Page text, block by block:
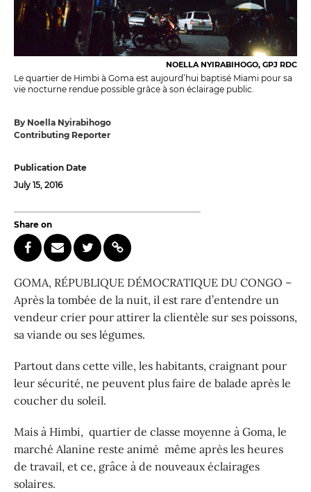
NOELLA NYIRABIHOGO, GPJ RDC
Le quartier de Himbi à Goma est aujourd’hui baptisé Miami pour sa
vie nocturne rendue possible grâce à son éclairage public.
By Noella Nyirabihogo
Contributing Reporter
Publication Date
July 15, 2016
Share on
GOMA, RÉPUBLIQUE DÉMOCRATIQUE DU CONGO –
Après la tombée de la nuit, il est rare d’entendre un
vendeur crier pour attirer la clientèle sur ses poissons,
sa viande ou ses légumes.
Partout dans cette ville, les habitants, craignant pour
leur sécurité, ne peuvent plus faire de balade après le
coucher du soleil.
Mais à Himbi, quartier de classe moyenne à Goma, le
marché Alanine reste animé même après les heures
de travail, et ce, grâce à de nouveaux éclairages
solaires.